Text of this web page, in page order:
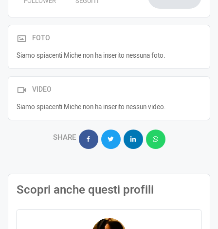
FOTO
Siamo spiacenti Miche non ha inserito nessuna foto.
VIDEO
Siamo spiacenti Miche non ha inserito nessun video.
SHARE
Scopri anche questi profili